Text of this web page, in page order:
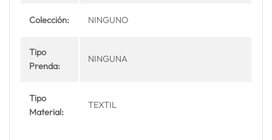
Colección: NINGUNO
Tipo
Prenda:
NINGUNA
Tipo
Material:
TEXTIL